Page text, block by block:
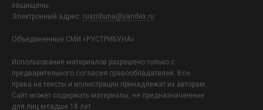
защищены.
Электронный адрес: rustribuna@yandex.ru
Объединенные СМИ «РУСТРИБУНА»
Использование материалов разрешено только с
предварительного согласия правообладателей. Все
права на тексты и иллюстрации принадлежат их авторам.
Сайт может содержать материалы, не предназначенные
для лиц младше 18 лет.